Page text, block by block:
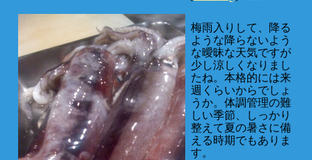
梅雨入りして、降る
ような降らないよう
な曖昧な天気ですが
少し涼しくなりまし
たね。本格的には来
週くらいからでしょ
うか。体調管理の難
しい季節、しっかり
整えて夏の暑さに備
える時期でもありま
す。